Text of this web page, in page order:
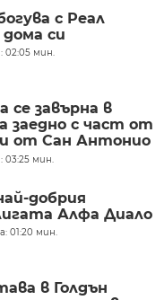
с Реал
си
02:05 мин.
се завърна в
заедно с част от
от Сан Антонио
03:25 мин.
добрия
Алфа Диало
01:20 мин.
в Голдън